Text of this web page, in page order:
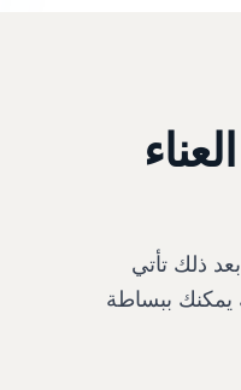
ذلك تأتي
يمكنك ببساطة